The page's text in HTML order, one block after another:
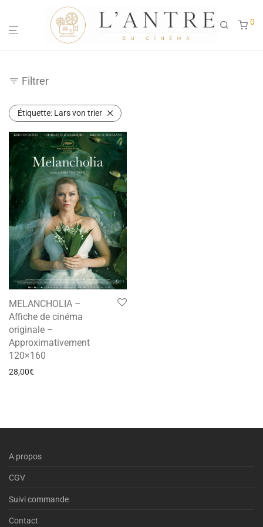
0
Filtrer
Étiquette: Lars von trier
MELANCHOLIA –
Affiche de cinéma
originale –
Approximativement
120×160
28,00€
A propos
CGV
Suivi commande
Contact